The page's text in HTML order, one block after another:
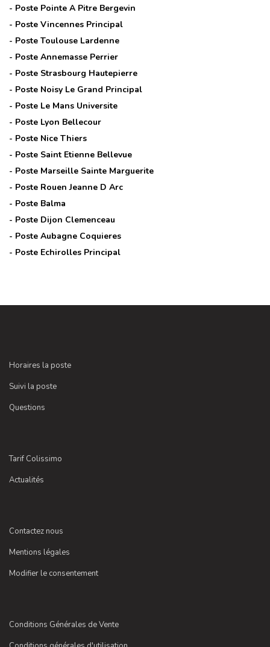
- Poste Pointe A Pitre Bergevin
- Poste Vincennes Principal
- Poste Toulouse Lardenne
- Poste Annemasse Perrier
- Poste Strasbourg Hautepierre
- Poste Noisy Le Grand Principal
- Poste Le Mans Universite
- Poste Lyon Bellecour
- Poste Nice Thiers
- Poste Saint Etienne Bellevue
- Poste Marseille Sainte Marguerite
- Poste Rouen Jeanne D Arc
- Poste Balma
- Poste Dijon Clemenceau
- Poste Aubagne Coquieres
- Poste Echirolles Principal
Horaires la poste
Suivi la poste
Questions
Tarif Colissimo
Actualités
Contactez nous
Mentions légales
Modifier le consentement
Conditions Générales de Vente